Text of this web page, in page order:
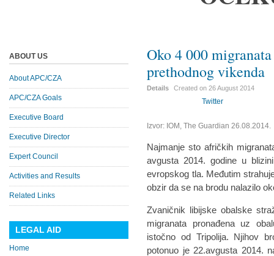
Oko 4 000
prethodnog vikenda
Details Created on26 August 2014
Twitter
Izvor: IOM, The Guardian 26.08.2014.
Najmanje sto afričkih
avgusta 2014. godine u
evropskog tla. Međutim
obzir da se na brodu nalazilo
Zvaničnik libijske obalske
migranata pronađena uz
istočno od Tripolija. Njihov
potonuo je 22.avgusta 2014.
ABOUT US
About APC/CZA
APC/CZA Goals
Executive Board
Executive Director
Expert Council
Activities and Results
Related Links
LEGAL AID
Home